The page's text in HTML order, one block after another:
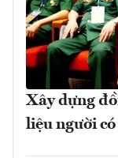
Xây dựng
liệu người có